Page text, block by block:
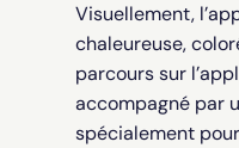
Visuellement,
chaleureuse,
parcours sur
accompagné par
spécialement